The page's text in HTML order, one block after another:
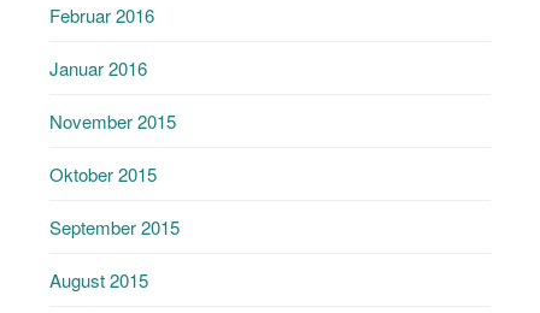
Februar 2016
Januar 2016
November 2015
Oktober 2015
September 2015
August 2015